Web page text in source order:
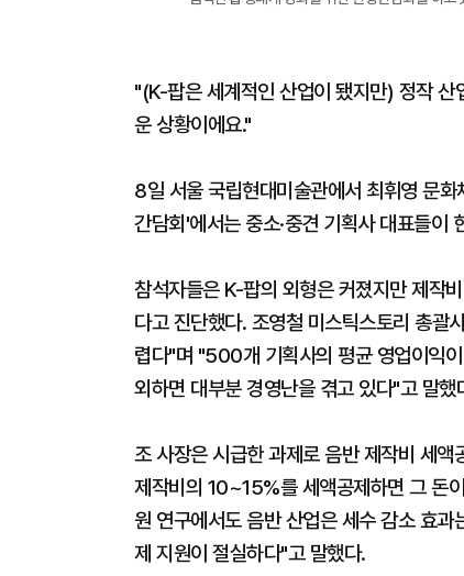
"(K-팝은 세계적인 산업이 됐지만) 정작 산
운 상황이에요."
8일 서울 국립현대미술관에서 최휘영 문
간담회'에서는 중소·중견 기획사 대표들이
참석자들은 K-팝의 외형은 커졌지만 제작
다고 진단했다. 조영철 미스틱스토리 총괄
렵다"며 "500개 기획사의 평균 영업이익
외하면 대부분 경영난을 겪고 있다"고 말했
조 사장은 시급한 과제로 음반 제작비 세
제작비의 10~15%를 세액공제하면 그 돈
원 연구에서도 음반 산업은 세수 감소 효
제 지원이 절실하다"고 말했다.